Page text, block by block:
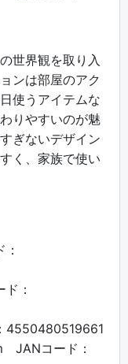
世界観を取り入
ンは部屋のアク
使うアイテムな
りやすいのが魅
ぎないデザイン
く、家族で使い
：
4550480519661
JANコード：